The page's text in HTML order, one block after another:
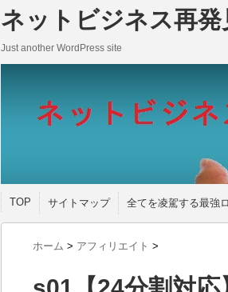
ネットビジネス再発
Just another WordPress site
TOP サイトマップ 全てを凌駕する最強
ホーム > アフィリエイト >